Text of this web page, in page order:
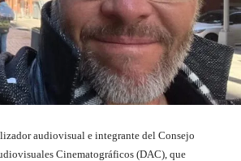
audiovisual e integrante del Consejo
Cinematográficos (DAC), que